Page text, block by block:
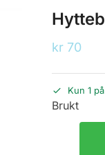
kr 70
Kun 1
Brukt